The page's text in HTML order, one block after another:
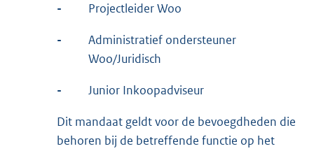
- Projectleider Woo
-
Administratief ondersteuner
Woo/Juridisch
- Junior Inkoopadviseur
Dit mandaat geldt voor de bevoegdheden die
behoren bij de betreffende functie op het